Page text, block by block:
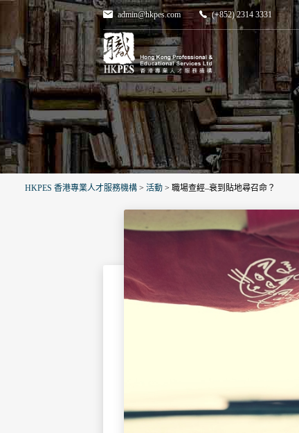
admin@hkpes.com (+852) 2314 3331
HKPES 香港專業人才服務機構 > 活動 > 職場查經–衰到貼地尋召命？